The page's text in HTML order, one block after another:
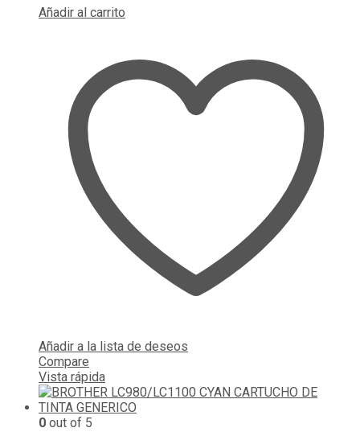
Añadir al carrito
Añadir a la lista de deseos
Compare
Vista rápida
0 out of 5